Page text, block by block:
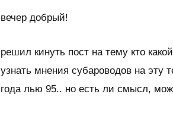
вечер добрый!
решил кинуть пост на тему кто
узнать мнения субароводов на эту
года лью 95.. но есть ли смысл,